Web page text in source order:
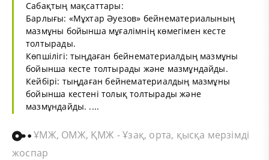
Сабақтың мақсаттары:
Барлығы: «Мұхтар Әуезов» бейнематериалының
мазмұны бойынша мұғалімнің көмегімен кесте
толтырады.
Көпшілігі: тыңдаған бейнематериалдың мазмұны
бойынша кесте толтырады және мазмұндайды.
Кейбірі: тыңдаған бейнематериалдың мазмұны
бойынша кестені толық толтырады және
мазмұндайды. ....
ҰМЖ, ОМЖ, ҚМЖ - Ұзақ, орта, қысқа мерзімді
жоспар